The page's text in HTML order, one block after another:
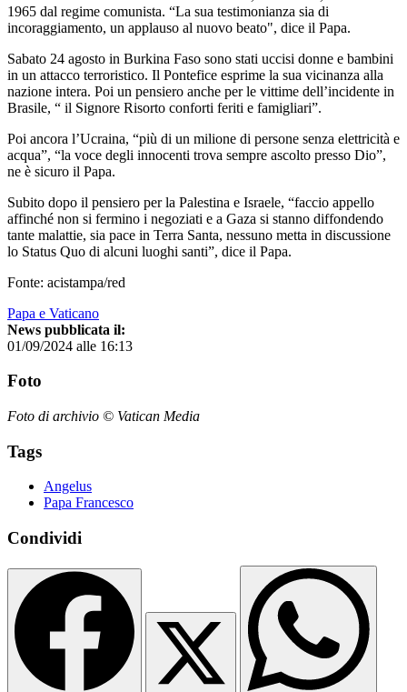
1965 dal regime comunista. “La sua testimonianza sia di
incoraggiamento, un applauso al nuovo beato", dice il Papa.
Sabato 24 agosto in Burkina Faso sono stati uccisi donne e bambini
in un attacco terroristico. Il Pontefice esprime la sua vicinanza alla
nazione intera. Poi un pensiero anche per le vittime dell’incidente in
Brasile, “ il Signore Risorto conforti feriti e famigliari”.
Poi ancora l’Ucraina, “più di un milione di persone senza elettricità e
acqua”, “la voce degli innocenti trova sempre ascolto presso Dio”,
ne è sicuro il Papa.
Subito dopo il pensiero per la Palestina e Israele, “faccio appello
affinché non si fermino i negoziati e a Gaza si stanno diffondendo
tante malattie, sia pace in Terra Santa, nessuno metta in discussione
lo Status Quo di alcuni luoghi santi”, dice il Papa.
Fonte: acistampa/red
Papa e Vaticano
News pubblicata il:
01/09/2024 alle 16:13
Foto
Foto di archivio © Vatican Media
Tags
Angelus
Papa Francesco
Condividi